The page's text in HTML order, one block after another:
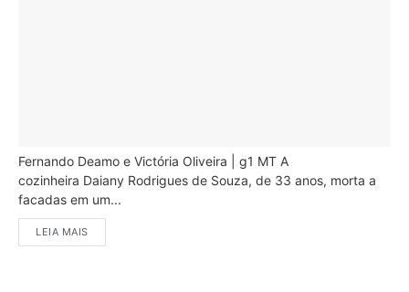
Fernando Deamo e Victória Oliveira | g1 MT A
cozinheira Daiany Rodrigues de Souza, de 33 anos, morta a
facadas em um...
LEIA MAIS